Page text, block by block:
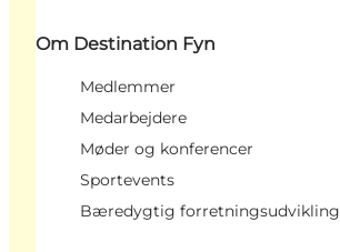
Om Destination Fyn
Medlemmer
Medarbejdere
Møder og konferencer
Sportevents
Bæredygtig forretningsudvikling